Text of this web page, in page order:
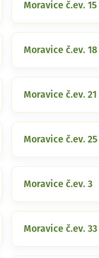
Moravice č.ev. 15
Moravice č.ev. 18
Moravice č.ev. 21
Moravice č.ev. 25
Moravice č.ev. 3
Moravice č.ev. 33